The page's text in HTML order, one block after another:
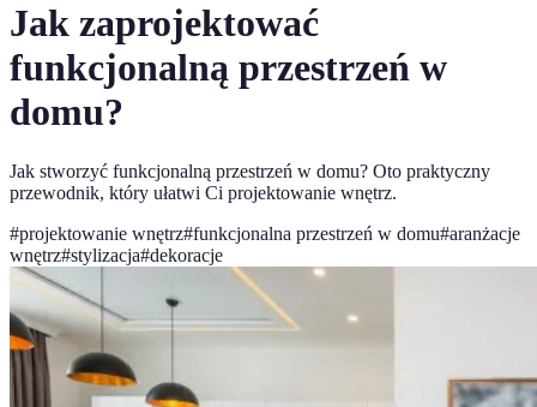
Jak zaprojektować
funkcjonalną przestrzeń w
domu?
Jak stworzyć funkcjonalną przestrzeń w domu? Oto praktyczny
przewodnik, który ułatwi Ci projektowanie wnętrz.
#projektowanie wnętrz#funkcjonalna przestrzeń w domu#aranżacje
wnętrz#stylizacja#dekoracje